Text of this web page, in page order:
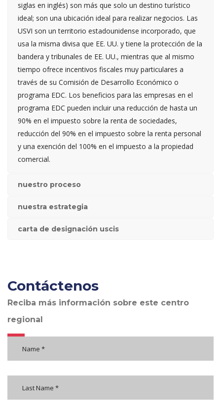
siglas en inglés) son más que solo un destino turístico
ideal; son una ubicación ideal para realizar negocios. Las
USVI son un territorio estadounidense incorporado, que
usa la misma divisa que EE. UU. y tiene la protección de la
bandera y tribunales de EE. UU., mientras que al mismo
tiempo ofrece incentivos fiscales muy particulares a
través de su Comisión de Desarrollo Económico o
programa EDC. Los beneficios para las empresas en el
programa EDC pueden incluir una reducción de hasta un
90% en el impuesto sobre la renta de sociedades,
reducción del 90% en el impuesto sobre la renta personal
y una exención del 100% en el impuesto a la propiedad
comercial.
nuestro proceso
nuestra estrategia
carta de designación uscis
Contáctenos
Reciba más información sobre este centro
regional